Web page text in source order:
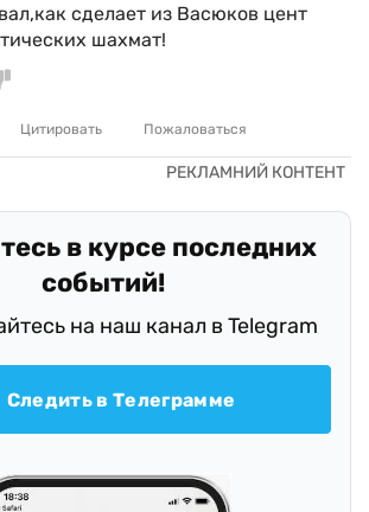
сделает из Васюков цент
шахмат!
Цитировать Пожаловаться
в курсе последних
событий!
на наш канал в Telegram
Следить в Телеграмме